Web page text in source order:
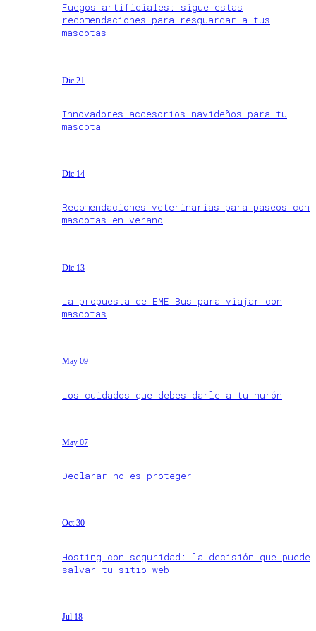
Fuegos artificiales: sigue estas
recomendaciones para resguardar a tus
mascotas
Dic 21
Innovadores accesorios navideños para tu
mascota
Dic 14
Recomendaciones veterinarias para paseos con
mascotas en verano
Dic 13
La propuesta de EME Bus para viajar con
mascotas
May 09
Los cuidados que debes darle a tu hurón
May 07
Declarar no es proteger
Oct 30
Hosting con seguridad: la decisión que puede
salvar tu sitio web
Jul 18